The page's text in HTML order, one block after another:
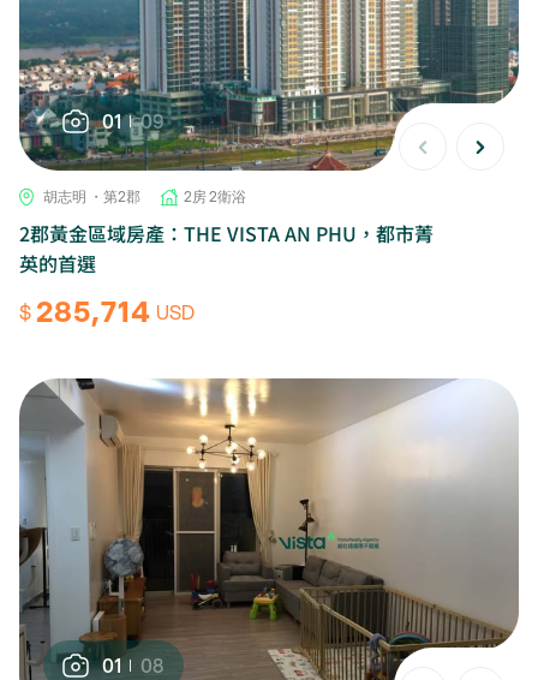
01 09
胡志明 ・第2郡 2房 2衛浴
2郡黃金區域房產：THE VISTA AN PHU，都市菁
英的首選
$285,714 USD
01 08